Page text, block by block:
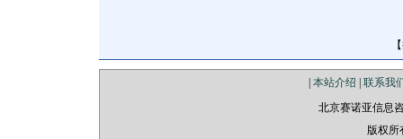
【
本站介绍
联系我
北京赛诺亚信息
版权所